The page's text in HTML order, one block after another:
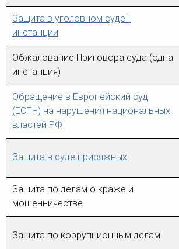
Защита в уголовном суде I
инстанции
Обжалование Приговора суда (одна
инстанция)
Обращение в Европейский суд
(ЕСПЧ) на нарушения национальных
властей РФ
Защита в суде присяжных
Защита по делам о краже и
мошенничестве
Защита по коррупционным делам